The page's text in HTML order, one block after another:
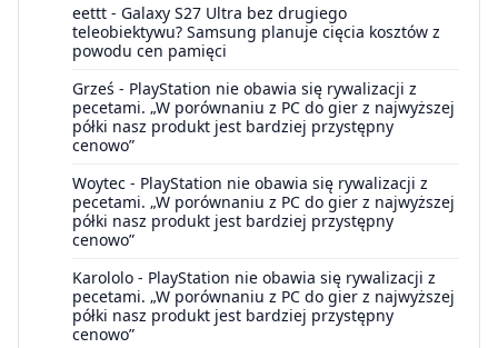
eettt - Galaxy S27 Ultra bez drugiego
teleobiektywu? Samsung planuje cięcia kosztów z
powodu cen pamięci
Grześ - PlayStation nie obawia się rywalizacji z
pecetami. „W porównaniu z PC do gier z najwyższej
półki nasz produkt jest bardziej przystępny
cenowo”
Woytec - PlayStation nie obawia się rywalizacji z
pecetami. „W porównaniu z PC do gier z najwyższej
półki nasz produkt jest bardziej przystępny
cenowo”
Karololo - PlayStation nie obawia się rywalizacji z
pecetami. „W porównaniu z PC do gier z najwyższej
półki nasz produkt jest bardziej przystępny
cenowo”